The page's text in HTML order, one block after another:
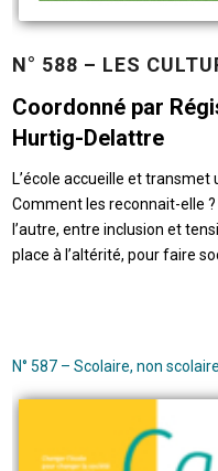
N° 588 – LES
Coordonné par
Hurtig-Delattre
L’école accueille et transmet
Comment les reconnait-elle
l’autre, entre inclusion et
place à l’altérité, pour faire
N° 587 – Scolaire, non scolaire